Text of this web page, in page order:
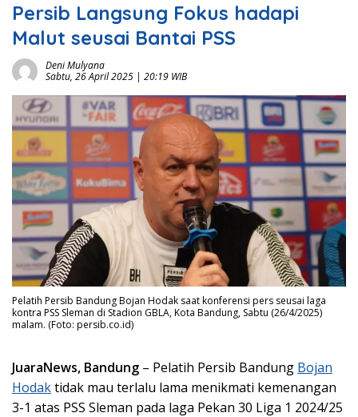
Persib Langsung Fokus hadapi
Malut seusai Bantai PSS
Deni Mulyana
Sabtu, 26 April 2025 | 20:19 WIB
Pelatih Persib Bandung Bojan Hodak saat konferensi pers seusai laga
kontra PSS Sleman di Stadion GBLA, Kota Bandung, Sabtu (26/4/2025)
malam. (Foto: persib.co.id)
JuaraNews, Bandung – Pelatih Persib Bandung Bojan
Hodaktidak mau terlalu lama menikmati kemenangan
3-1 atas PSS Sleman pada laga Pekan 30 Liga 1 2024/25